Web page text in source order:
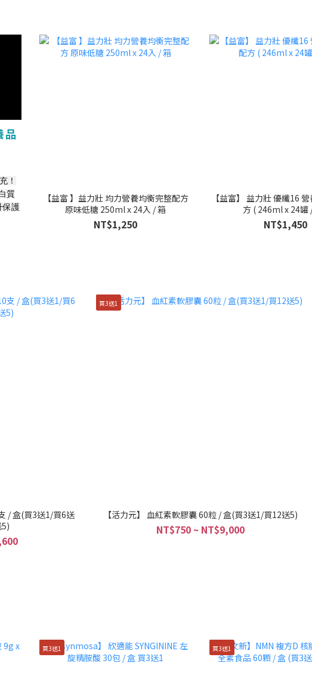
品
！
質
保護
【益富 】益力壯 均力營養均衡完整配方
原味低糖 250ml x 24入 / 箱
NT$1,250
【益富】 益力壯 優纖16
方 ( 246ml x 24罐
NT$1,450
/ 盒(買3送1/買6送
買3送1
【活力元】 血紅素軟膠囊 60粒 / 盒(買3送1/買12送5)
NT$750 ~ NT$9,000
買3送1 買3送1